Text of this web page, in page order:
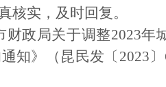
核实，及时回复。
财政局关于调整2023年
知》（昆民发 〔 2023〕